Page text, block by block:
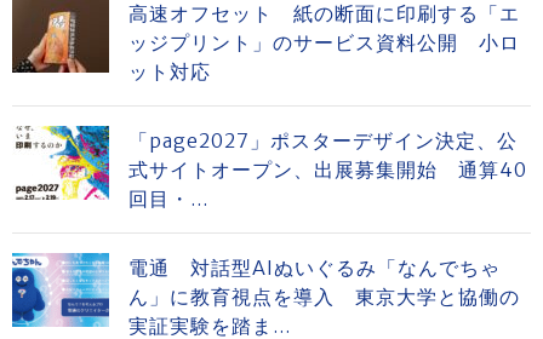
高速オフセット 紙の断面に印刷する「エ
ッジプリント」のサービス資料公開 小ロ
ット対応
「page2027」ポスターデザイン決定、公
式サイトオープン、出展募集開始 通算40
回目・...
電通 対話型AIぬいぐるみ「なんでちゃ
ん」に教育視点を導入 東京大学と協働の
実証実験を踏ま...